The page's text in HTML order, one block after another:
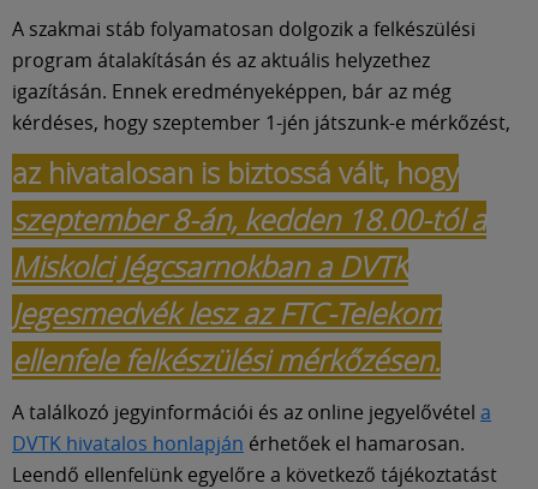
A szakmai stáb folyamatosan dolgozik a felkészülési
program átalakításán és az aktuális helyzethez
igazításán. Ennek eredményeképpen, bár az még
kérdéses, hogy szeptember 1-jén játszunk-e mérkőzést,
az hivatalosan is biztossá vált, hogy
szeptember 8-án, kedden 18.00-tól a
Miskolci Jégcsarnokban a DVTK
Jegesmedvék lesz az FTC-Telekom
ellenfele felkészülési mérkőzésen.
A találkozó jegyinformációi és az online jegyelővétel a
DVTK hivatalos honlapján érhetőek el hamarosan.
Leendő ellenfelünk egyelőre a következő tájékoztatást